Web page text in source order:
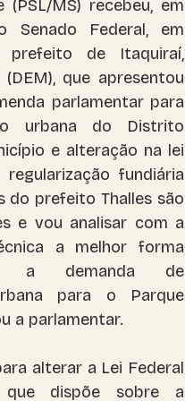
(PSL/MS) recebeu, em
Senado Federal, em
prefeito de Itaquiraí,
(DEM), que apresentou
parlamentar para
urbana do Distrito
e alteração na lei
fundiária
do prefeito Thalles são
e vou analisar com a
a melhor forma
a demanda de
para o Parque
a parlamentar.
alterar a Lei Federal
que dispõe sobre a